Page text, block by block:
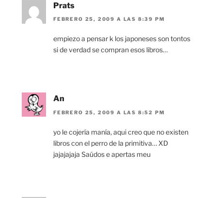
Prats
FEBRERO 25, 2009 A LAS 8:39 PM
empiezo a pensar k los japoneses son tontos
si de verdad se compran esos libros…
An
FEBRERO 25, 2009 A LAS 8:52 PM
yo le cojería manía, aqui creo que no existen
libros con el perro de la primitiva… XD
jajajajaja Saúdos e apertas meu